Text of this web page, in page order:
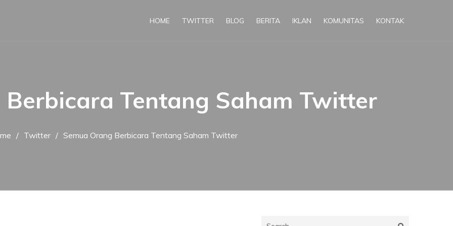
HOME TWITTER BLOG BERITA IKLAN KOMUNITAS KONTAK
Berbicara Tentang Saham Twitter
Twitter Semua Orang Berbicara Tentang Saham Twitter
Search